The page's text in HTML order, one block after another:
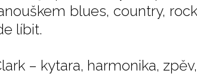
blues, country,
líbit.
– kytara, harmonika,